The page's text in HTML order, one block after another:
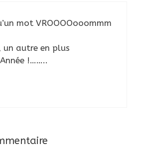
mot VROOOOooommm
un autre en plus
!……..